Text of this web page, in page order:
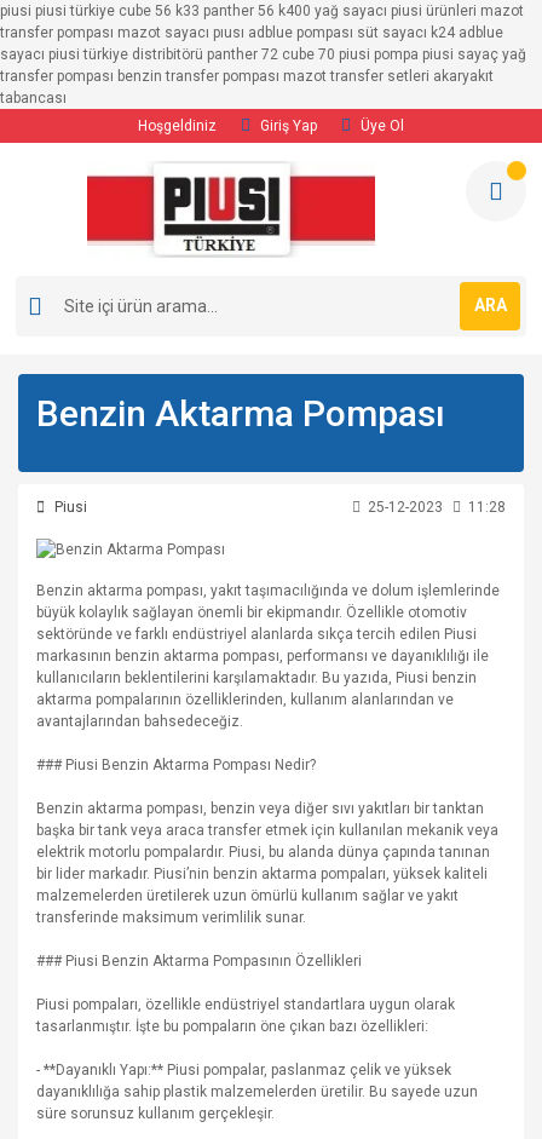
piusi piusi türkiye cube 56 k33 panther 56 k400 yağ sayacı piusi ürünleri mazot
transfer pompası mazot sayacı pıusı adblue pompası süt sayacı k24 adblue
sayacı piusi türkiye distribitörü panther 72 cube 70 piusi pompa piusi sayaç yağ
transfer pompası benzin transfer pompası mazot transfer setleri akaryakıt
tabancası
Hoşgeldiniz
Giriş Yap Üye Ol
ARA
Benzin Aktarma Pompası
Piusi 25-12-2023 11:28
Benzin aktarma pompası, yakıt taşımacılığında ve dolum işlemlerinde
büyük kolaylık sağlayan önemli bir ekipmandır. Özellikle otomotiv
sektöründe ve farklı endüstriyel alanlarda sıkça tercih edilen Piusi
markasının benzin aktarma pompası, performansı ve dayanıklılığı ile
kullanıcıların beklentilerini karşılamaktadır. Bu yazıda, Piusi benzin
aktarma pompalarının özelliklerinden, kullanım alanlarından ve
avantajlarından bahsedeceğiz.
### Piusi Benzin Aktarma Pompası Nedir?
Benzin aktarma pompası, benzin veya diğer sıvı yakıtları bir tanktan
başka bir tank veya araca transfer etmek için kullanılan mekanik veya
elektrik motorlu pompalardır. Piusi, bu alanda dünya çapında tanınan
bir lider markadır. Piusi’nin benzin aktarma pompaları, yüksek kaliteli
malzemelerden üretilerek uzun ömürlü kullanım sağlar ve yakıt
transferinde maksimum verimlilik sunar.
### Piusi Benzin Aktarma Pompasının Özellikleri
Piusi pompaları, özellikle endüstriyel standartlara uygun olarak
tasarlanmıştır. İşte bu pompaların öne çıkan bazı özellikleri:
- **Dayanıklı Yapı:** Piusi pompalar, paslanmaz çelik ve yüksek
dayanıklılığa sahip plastik malzemelerden üretilir. Bu sayede uzun
süre sorunsuz kullanım gerçekleşir.